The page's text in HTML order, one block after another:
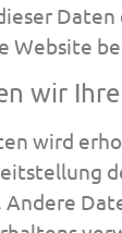
Website
wir
wird